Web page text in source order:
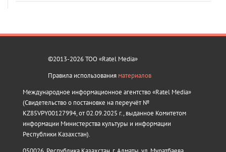
©2013-2026 ТОО «Ratel Media»
Правила использования материалов
Международное информационное агентство «Ratel Media»
(Свидетельство о постановке на переучёт №
KZ85VPY00127994, от 02.09.2025 г., выданное Комитетом
информации Министерства культуры и информации
Республики Казахстан).